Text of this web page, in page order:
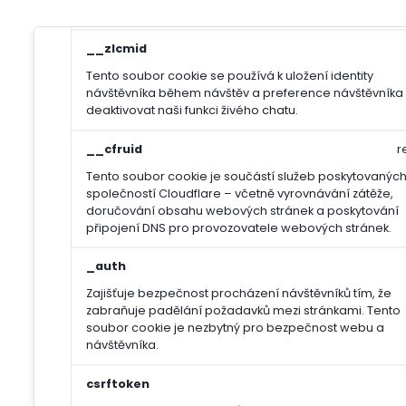
__zlcmid
Tento soubor cookie se používá k uložení identity
návštěvníka během návštěv a preference návštěvníka
deaktivovat naši funkci živého chatu.
__cfruid
Tento soubor cookie je součástí služeb poskytovaných
společností Cloudflare – včetně vyrovnávání zátěže,
doručování obsahu webových stránek a poskytování
připojení DNS pro provozovatele webových stránek.
_auth
Zajišťuje bezpečnost procházení návštěvníků tím, že
zabraňuje padělání požadavků mezi stránkami. Tento
soubor cookie je nezbytný pro bezpečnost webu a
návštěvníka.
csrftoken